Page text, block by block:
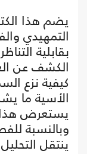
يضم هذا
التمهيدي
بقابلية
الكشف عن
كيفية نزع
الأسية ما
يستعرض
وبالنسبة
ينتقل